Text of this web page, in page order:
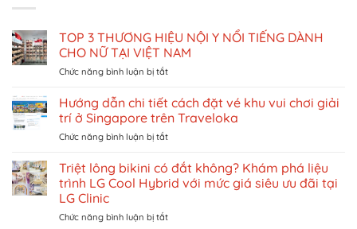
TOP 3 THƯƠNG HIỆU NỘI Y NỔI TIẾNG DÀNH
CHO NỮ TẠI VIỆT NAM
Chức năng bình luận bị tắtở
THƯƠNG
HIỆU
NỘI
NỔI
TIẾNG
DÀNH
NỮ
Hướng dẫn chi tiết cách đặt vé khu vui chơi giải
trí ở Singapore trên Traveloka
Chức năng bình luận bị tắtở
dẫn
chi
tiết
đặt
Triệt lông bikini có đắt không? Khám phá liệu
trình LG Cool Hybrid với mức giá siêu ưu đãi tại
LG Clinic
Chức năng bình luận bị tắtở